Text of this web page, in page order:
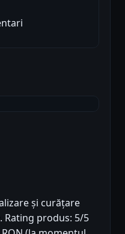
și curățare
Rating produs: 5/5